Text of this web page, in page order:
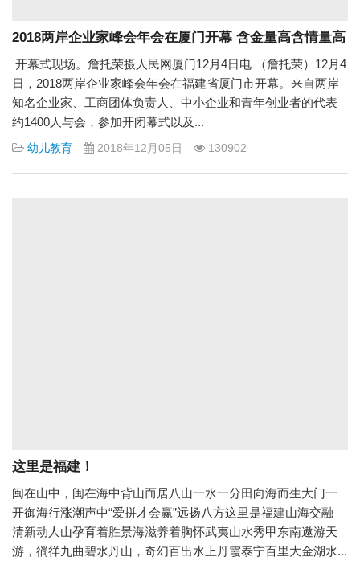
2018两岸企业家峰会年会在厦门开幕 含金量高含情量高
开幕式现场。詹托荣摄人民网厦门12月4日电 （詹托荣）12月4
日，2018两岸企业家峰会年会在福建省厦门市开幕。来自两岸
知名企业家、工商团体负责人、中小企业和青年创业者的代表
约1400人与会，参加开闭幕式以及...
幼儿教育 2018年12月05日 130902
这里是福建！
闽在山中，闽在海中背山而居八山一水一分田向海而生大门一
开御海行涨潮声中“爱拼才会赢”远扬八方这里是福建山海交融
清新动人山孕育着胜景海滋养着胸怀武夷山水秀甲东南遨游天
游，徜徉九曲碧水丹山，奇幻百出水上丹霞泰宁百里大金湖水...